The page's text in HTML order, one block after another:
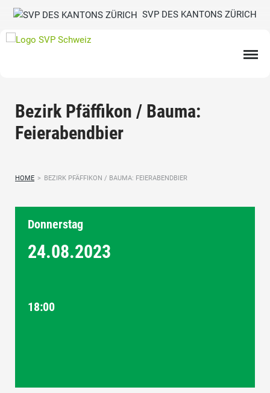
SVP DES KANTONS ZÜRICH
Bezirk Pfäffikon / Bauma:
Feierabendbier
HOME > BEZIRK PFÄFFIKON / BAUMA: FEIERABENDBIER
Donnerstag
24.08.2023
18:00